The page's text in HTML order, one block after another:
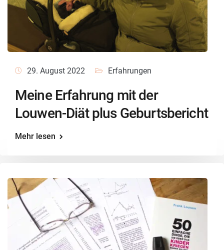
29. August 2022 Erfahrungen
Meine Erfahrung mit der
Louwen-Diät plus Geburtsbericht
Mehr lesen